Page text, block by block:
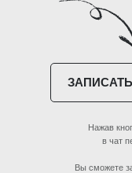
Нажав
в чат
Вы сможете